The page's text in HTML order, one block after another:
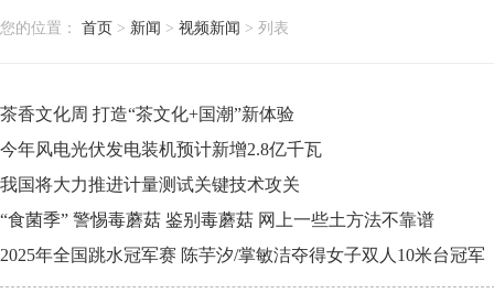
您的位置： 首页 > 新闻 > 视频新闻 > 列表
茶香文化周 打造“茶文化+国潮”新体验
今年风电光伏发电装机预计新增2.8亿千瓦
我国将大力推进计量测试关键技术攻关
“食菌季” 警惕毒蘑菇 鉴别毒蘑菇 网上一些土方法不靠谱
2025年全国跳水冠军赛 陈芋汐/掌敏洁夺得女子双人10米台冠军